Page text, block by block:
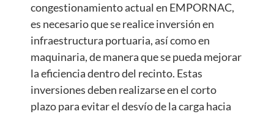
congestionamiento actual en EMPORNAC,
es necesario que se realice inversión en
infraestructura portuaria, así como en
maquinaria, de manera que se pueda mejorar
la eficiencia dentro del recinto. Estas
inversiones deben realizarse en el corto
plazo para evitar el desvío de la carga hacia